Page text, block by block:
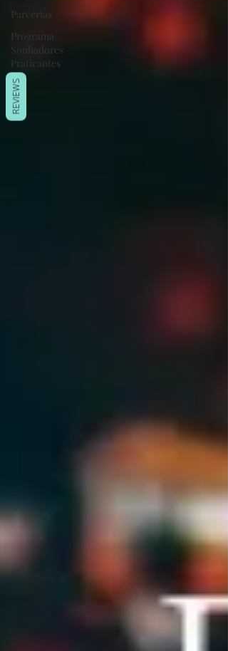
Parcerias
Programa
Sonhadores
Praticantes
REVIEWS